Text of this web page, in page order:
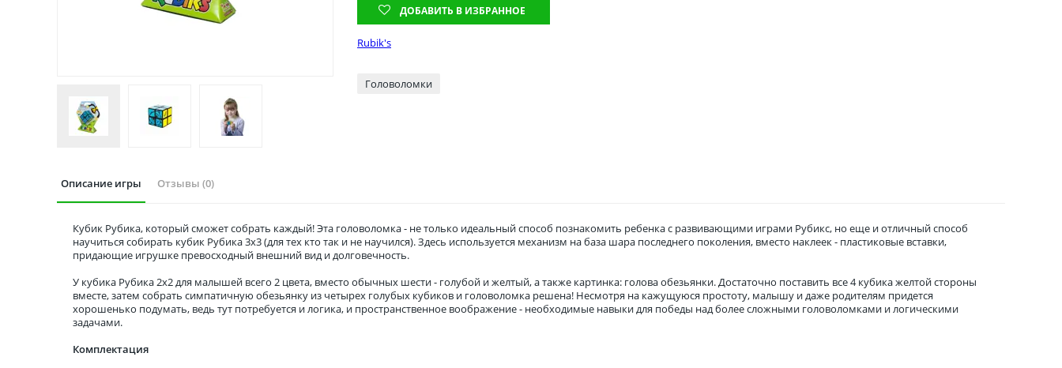
ДОБАВИТЬ В ИЗБРАННОЕ
Rubik's
Головоломки
Описание игры Отзывы (0)
Кубик Рубика, который сможет собрать каждый! Эта головоломка - не только идеальный способ познакомить ребенка с развивающими играми Рубикс, но еще и отличный способ
научиться собирать кубик Рубика 3х3 (для тех кто так и не научился). Здесь используется механизм на база шара последнего поколения, вместо наклеек - пластиковые вставки,
придающие игрушке превосходный внешний вид и долговечность.
У кубика Рубика 2х2 для малышей всего 2 цвета, вместо обычных шести - голубой и желтый, а также картинка: голова обезьянки. Достаточно поставить все 4 кубика желтой стороны
вместе, затем собрать симпатичную обезьянку из четырех голубых кубиков и головоломка решена! Несмотря на кажущуюся простоту, малышу и даже родителям придется
хорошенько подумать, ведь тут потребуется и логика, и пространственное воображение - необходимые навыки для победы над более сложными головоломками и логическими
задачами.
Комплектация